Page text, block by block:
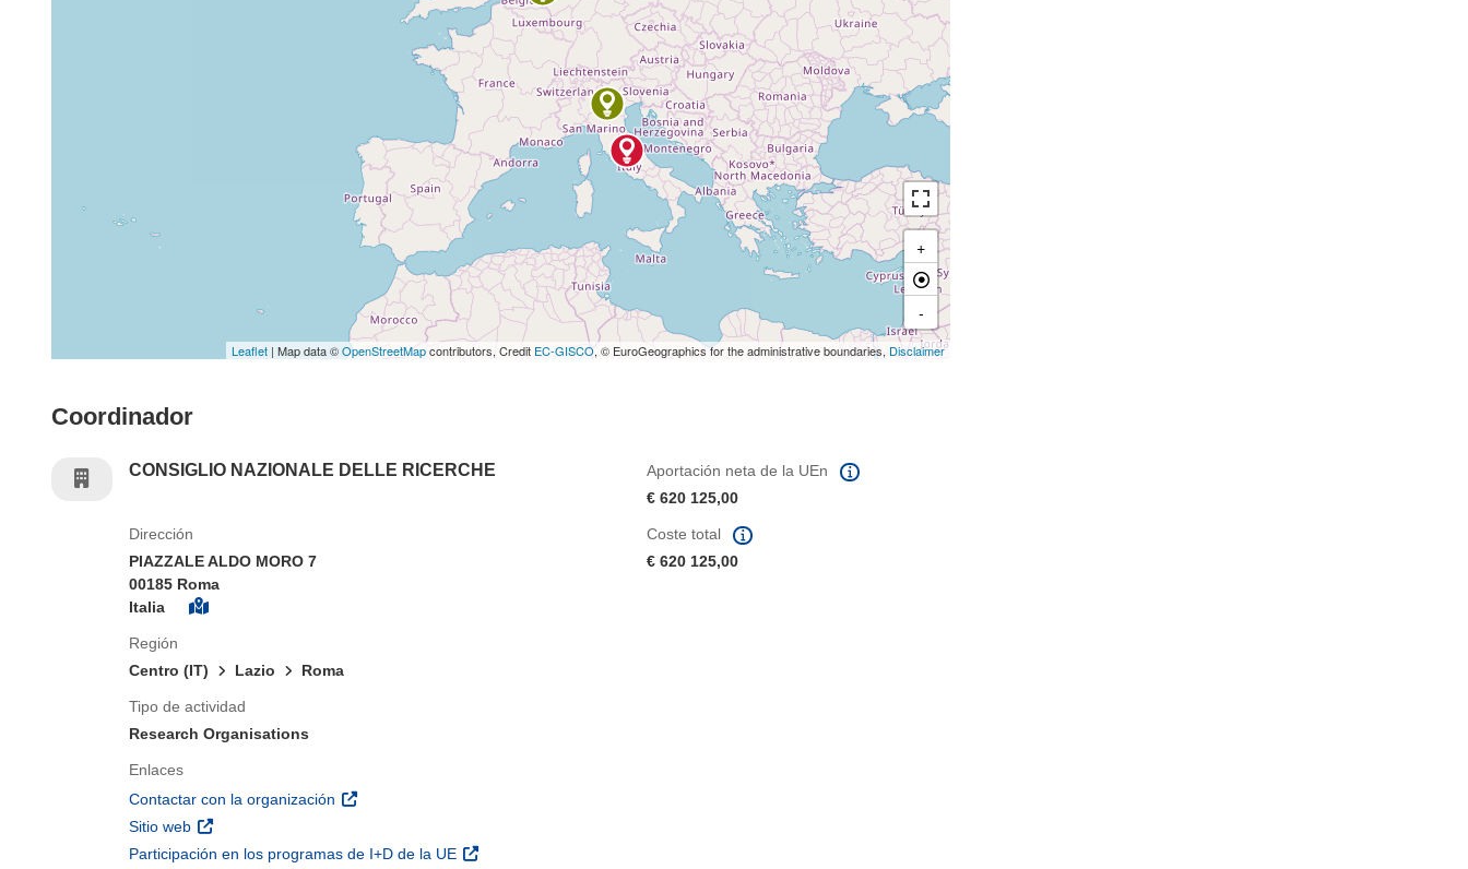
+
-
Leaflet | Map data ©OpenStreetMapcontributors, Credit EC-GISCO, © EuroGeographics for the administrative boundaries, Disclaimer
Coordinador
CONSIGLIO NAZIONALE DELLE RICERCHE
Aportación neta de la UEn
€ 620 125,00
Dirección
PIAZZALE ALDO MORO 7
00185 Roma
Italia
Región
Centro (IT)
Lazio Roma
Tipo de actividad
Research Organisations
Enlaces
Contactar con la organización (se abrirá en una nueva ventana)
Sitio web (se abrirá en una nueva ventana)
Participación en los programas de I+D de la UE (se abrirá en una nueva ventana)
Coste total
€ 620 125,00